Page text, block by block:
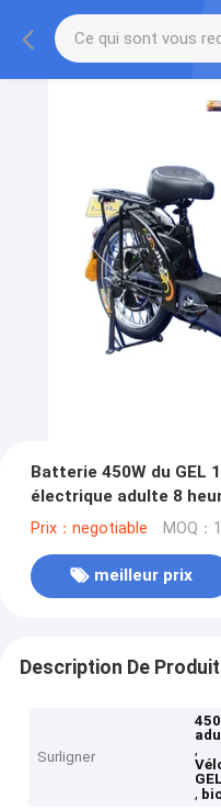
Batterie 450W du GEL
électrique adulte 8
Prix：negotiable MOQ：
meilleur prix
Description De Produit
Surligner
,
GEL
,